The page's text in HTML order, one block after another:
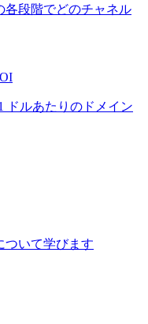
各段階でどのチャネル
ドルあたりのドメイン
ついて学びます